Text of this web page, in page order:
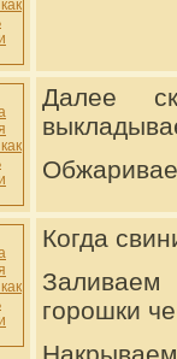
Далее
Когда
Заливаем
горошки